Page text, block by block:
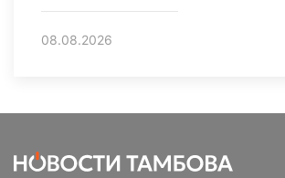
08.08.2026